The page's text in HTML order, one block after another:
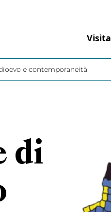
Visita
e contemporaneità
di